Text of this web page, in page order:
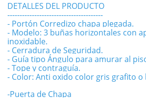
DETALLES DEL PRODUCTO
---------------------------------------
- Portón Corredizo chapa plegada.
- Modelo: 3 buñas horizontales con
inoxidable.
- Cerradura de Seguridad.
- Guía tipo Ángulo para amurar al
- Tope y contraguía.
- Color: Anti oxido color gris grafito o
-Puerta de Chapa